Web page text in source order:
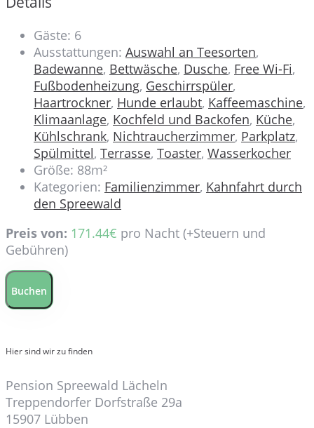
Gäste: 6
Ausstattungen: Auswahl an Teesorten,
Badewanne, Bettwäsche, Dusche, Free Wi-Fi,
Fußbodenheizung, Geschirrspüler,
Haartrockner, Hunde erlaubt, Kaffeemaschine,
Klimaanlage, Kochfeld und Backofen, Küche,
Kühlschrank, Nichtraucherzimmer, Parkplatz,
Spülmittel, Terrasse, Toaster, Wasserkocher
Größe: 88m²
Kategorien: Familienzimmer, Kahnfahrt durch
den Spreewald
Preis von: 171.44€ pro Nacht (+Steuern und
Gebühren)
Buchen
Hier sind wir zu finden
Pension Spreewald Lächeln
Treppendorfer Dorfstraße 29a
15907 Lübben